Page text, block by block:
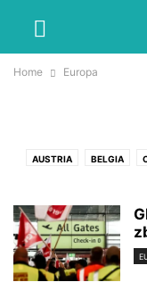
Home Europa
AUSTRIA BELGIA
MAREA BRITANIE
ROMANIA